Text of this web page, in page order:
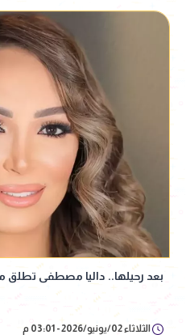
بعد رحيلها.. داليا مصطفى تطلق
الثلاثاء 02/يونيو/2026 - 03:01 م